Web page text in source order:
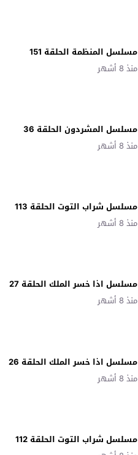
مسلسل المنظمة الحلقة 151
منذ 8 أشهر
مسلسل المشردون الحلقة 36
منذ 8 أشهر
مسلسل شراب التوت الحلقة 113
منذ 8 أشهر
مسلسل اذا خسر الملك الحلقة 27
منذ 8 أشهر
مسلسل اذا خسر الملك الحلقة 26
منذ 8 أشهر
مسلسل شراب التوت الحلقة 112